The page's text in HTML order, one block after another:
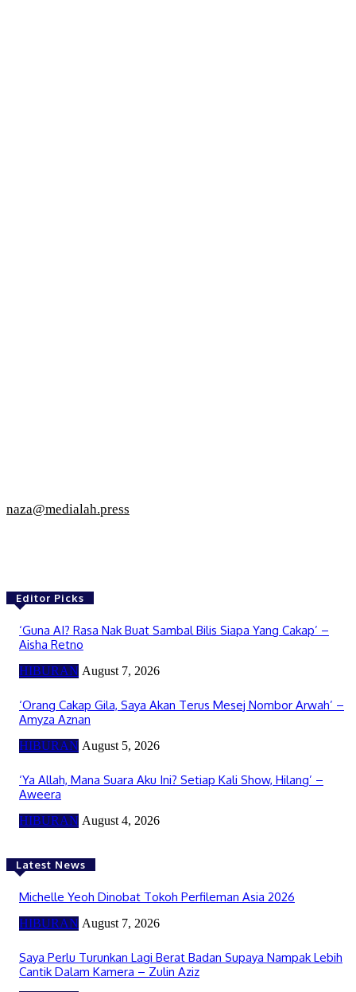
naza@medialah.press
Editor Picks
‘Guna AI? Rasa Nak Buat Sambal Bilis Siapa Yang Cakap’ –
Aisha Retno
HIBURAN August 7, 2026
‘Orang Cakap Gila, Saya Akan Terus Mesej Nombor Arwah’ –
Amyza Aznan
HIBURAN August 5, 2026
‘Ya Allah, Mana Suara Aku Ini? Setiap Kali Show, Hilang’ –
Aweera
HIBURAN August 4, 2026
Latest News
Michelle Yeoh Dinobat Tokoh Perfileman Asia 2026
HIBURAN August 7, 2026
Saya Perlu Turunkan Lagi Berat Badan Supaya Nampak Lebih
Cantik Dalam Kamera – Zulin Aziz